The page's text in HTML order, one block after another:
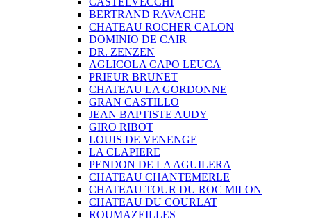
BERTRAND RAVACHE
CHATEAU ROCHER CALON
DOMINIO DE CAIR
DR. ZENZEN
AGLICOLA CAPO LEUCA
PRIEUR BRUNET
CHATEAU LA GORDONNE
GRAN CASTILLO
JEAN BAPTISTE AUDY
GIRO RIBOT
LOUIS DE VENENGE
LA CLAPIERE
PENDON DE LA AGUILERA
CHATEAU CHANTEMERLE
CHATEAU TOUR DU ROC MILON
CHATEAU DU COURLAT
ROUMAZEILLES